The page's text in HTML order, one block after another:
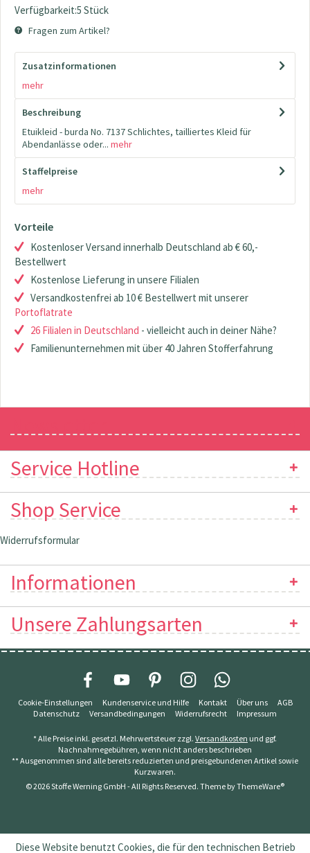
Verfügbarkeit:5 Stück
Fragen zum Artikel?
Zusatzinformationen
mehr
Beschreibung
Etuikleid - burda No. 7137 Schlichtes, tailliertes Kleid für
Abendanlässe oder... mehr
Staffelpreise
mehr
Vorteile
Kostenloser Versand innerhalb Deutschland ab € 60,-
Bestellwert
Kostenlose Lieferung in unsere Filialen
Versandkostenfrei ab 10 € Bestellwert mit unserer
Portoflatrate
26 Filialen in Deutschland - vielleicht auch in deiner Nähe?
Familienunternehmen mit über 40 Jahren Stofferfahrung
Service Hotline
Shop Service
Widerrufsformular
Informationen
Unsere Zahlungsarten
Cookie-Einstellungen Kundenservice und Hilfe Kontakt Über uns
AGB
Datenschutz
Versandbedingungen Widerrufsrecht Impressum
* Alle Preise inkl. gesetzl. Mehrwertsteuer zzgl. Versandkosten und ggf.
Nachnahmegebühren, wenn nicht anders beschrieben
** Ausgenommen sind alle bereits reduzierten und preisgebundenen Artikel sowie
Kurzwaren.
© 2026 Stoffe Werning GmbH - All Rights Reserved. Theme byThemeWare®
Diese Website benutzt Cookies, die für den technischen Betrieb